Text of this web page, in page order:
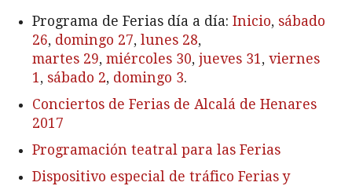
Programa de Ferias día a día: Inicio, sábado
26, domingo 27, lunes 28,
martes 29, miércoles 30, jueves 31, viernes
1, sábado 2, domingo 3.
Conciertos de Ferias de Alcalá de Henares
2017
Programación teatral para las Ferias
Dispositivo especial de tráfico Ferias y